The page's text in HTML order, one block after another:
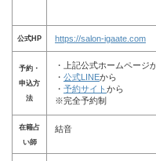
公式HP https://salon-igaate.com
予約・
申込方
法
・上記公式ホームページ
・ 公式LINEから
・ 予約サイト から
※完全予約制
在籍占
い師
結音